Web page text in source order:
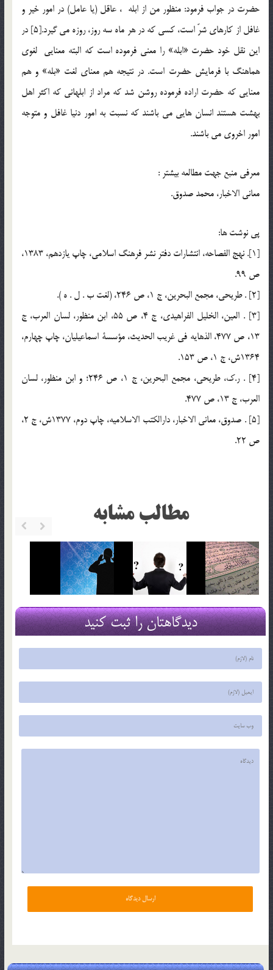
حضرت در جواب فرمود: منظور من از ابله ، عاقل (يا عامل) در امور خير و
غافل از كارهاي شرّ است، كسي كه در هر ماه سه روز، روزه مي گيرد.[5] در
اين نقل خود حضرت «ابله» را معني فرموده است كه البته معنايي لغوی
هماهنگ با فرمايش حضرت است. در نتيجه هم معناي لغت «بله» و هم
معنايي كه حضرت اراده فرموده روشن شد كه مراد از ابلهاني كه اكثر اهل
بهشت هستند انسان هايي مي باشند كه نسبت به امور دنيا غافل و متوجه
امور اخروي مي باشند.
معرفي منبع جهت مطالعه بیشتر :
معانی الاخبار، محمد صدوق.
پي نوشت ها:
[1]. نهج الفصاحه، انتشارات دفتر نشر فرهنگ اسلامي، چاپ يازدهم، 1383،
ص 99.
[2] . طريحي، مجمع البحرين، ج 1، ص 246، (لغت ب . ل . ه ).
[3] . العين، الخليل الفراهيدي، ج 4، ص 55، ابن منظور، لسان العرب، ج
13، ص 477، الذهايه في غريب الحديث، مؤسسة اسماعيليان، چاپ چهارم،
1364ش، ج 1، ص 153.
[4] . ر.ك، طريحي، مجمع البحرين، ج 1، ص 246؛ و ابن منظور، لسان
العرب، ج 13، ص 477.
[5] . صدوق، معاني الاخبار، دارالكتب الاسلاميه، چاپ دوم، 1377ش، ج 2،
ص 22.
مطالب مشابه
دیدگاهتان را ثبت کنید